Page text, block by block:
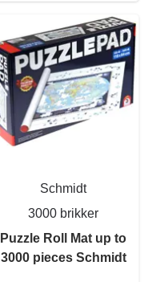
Schmidt
3000 brikker
Puzzle Roll Mat up to
3000 pieces Schmidt